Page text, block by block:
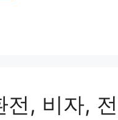
, 비자, 전